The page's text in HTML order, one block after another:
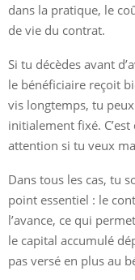
dans la pratique, le
de vie du contrat.
Si tu décèdes avant
le bénéficiaire reçoit
vis longtemps, tu
initialement fixé.
attention si tu veux
Dans tous les cas, tu
point essentiel : le
l’avance, ce qui
le capital accumulé
pas versé en plus au